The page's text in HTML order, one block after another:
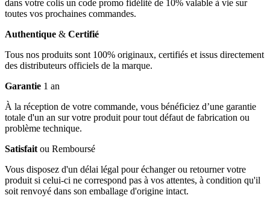
dans votre colis un code promo fidélité de 10% valable à vie sur
toutes vos prochaines commandes.
Authentique & Certifié
Tous nos produits sont 100% originaux, certifiés et issus directement
des distributeurs officiels de la marque.
Garantie 1 an
À la réception de votre commande, vous bénéficiez d’une garantie
totale d'un an sur votre produit pour tout défaut de fabrication ou
problème technique.
Satisfait ou Remboursé
Vous disposez d'un délai légal pour échanger ou retourner votre
produit si celui-ci ne correspond pas à vos attentes, à condition qu'il
soit renvoyé dans son emballage d'origine intact.